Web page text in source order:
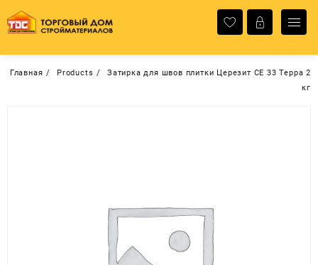
содержимому
Главная Products
Затирка для швов плитки Церезит СЕ 33 Терра 2
кг